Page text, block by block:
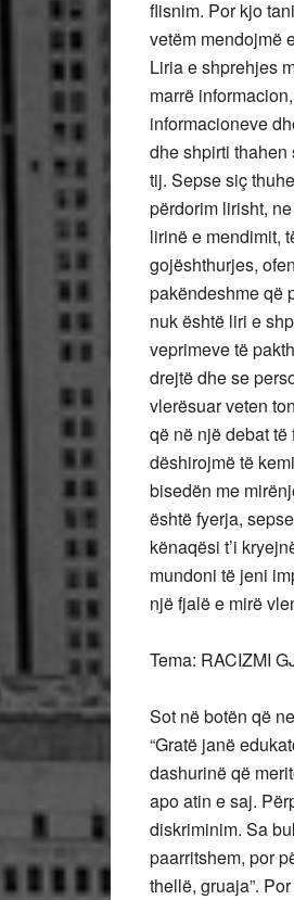
flisnim. Por kjo
vetëm mendojmë
Liria e shprehjes
marrë
informacioneve
dhe shpirti thahen
tij. Sepse siç
përdorim lirisht,
lirinë e mendimit,
gojështhurjes,
pakëndeshme që
nuk është liri e
veprimeve të
drejtë dhe se
vlerësuar veten
që në një debat
dëshirojmë të
bisedën me
është fyerja,
kënaqësi t’i
mundoni të jeni
një fjalë e mirë
Tema: RACIZMI
Sot në botën që
“Gratë janë
dashurinë që
apo atin e saj.
diskriminim. Sa
paarritshem, por
thellë, gruaja”.